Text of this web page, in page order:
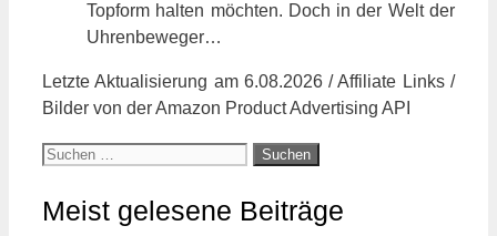
Topform halten möchten. Doch in der Welt der
Uhrenbeweger…
Letzte Aktualisierung am 6.08.2026 / Affiliate Links /
Bilder von der Amazon Product Advertising API
Suchen
Meist gelesene Beiträge